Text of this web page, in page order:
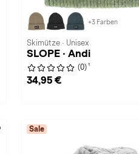
+3 Farben
Skimütze · Unisex
SLOPE · Andi
(0) 1
34,95 €
Sale